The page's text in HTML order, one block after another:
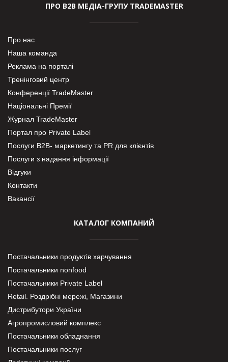
ПРО В2В МЕДІА-ГРУПУ TRADEMASTER
Про нас
Наша команда
Реклама на порталі
Тренінговий центр
Конференції TradeMaster
Національні Премії
Журнал TradeMaster
Портал про Private Label
Послуги В2В- маркетингу та PR для клієнтів
Послуги з надання інформації
Відгуки
Контакти
Вакансії
КАТАЛОГ КОМПАНИЙ
Постачальники продуктів харчування
Постачальники nonfood
Постачальники Private Label
Retail. Роздрібні мережі, Магазини
Дистрибутори України
Агропромисловий комплекс
Постачальники обладнання
Постачальники послуг